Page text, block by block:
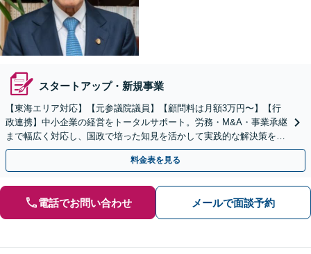
スタートアップ・新規事業
【東海エリア対応】【元参議院議員】【顧問料は月額3万円〜】【行
政連携】中小企業の経営をトータルサポート。労務・M&A・事業承継
まで幅広く対応し、国政で培った知見を活かして実践的な解決策をご
提案します。まずはお気軽にご相談ください。
料金表を見る
電話でお問い合わせ メールで面談予約